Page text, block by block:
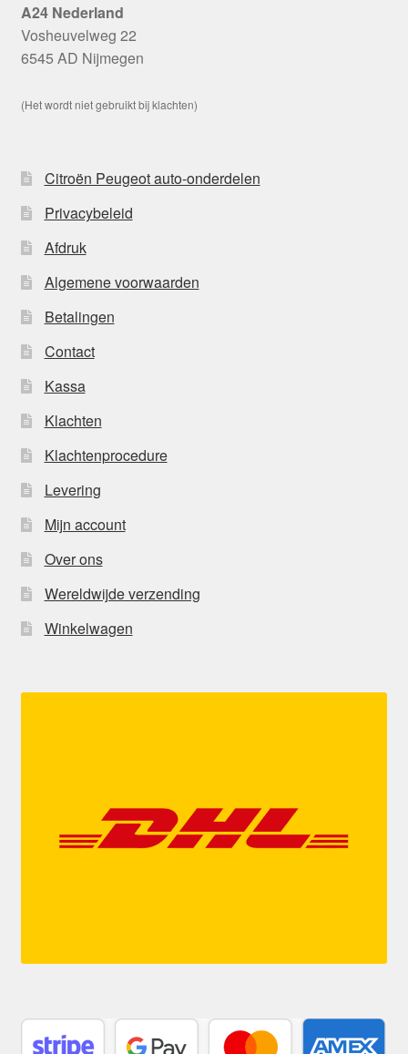
A24 Nederland
Vosheuvelweg 22
6545 AD Nijmegen
(Het wordt niet gebruikt bij klachten)
Citroën Peugeot auto-onderdelen
Privacybeleid
Afdruk
Algemene voorwaarden
Betalingen
Contact
Kassa
Klachten
Klachtenprocedure
Levering
Mijn account
Over ons
Wereldwijde verzending
Winkelwagen